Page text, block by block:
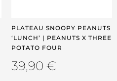
PLATEAU SNOOPY PEANUTS
‘LUNCH’ | PEANUTS X THREE
POTATO FOUR
39,90 €